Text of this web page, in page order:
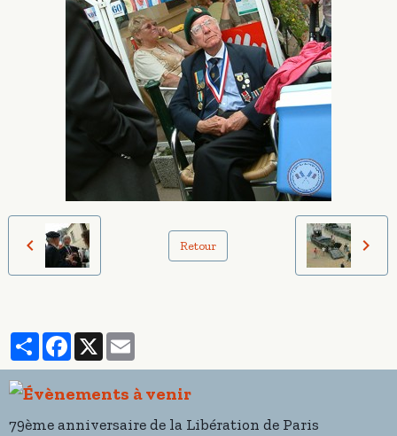
Retour
PartagerFacebook
X
79ème anniversaire de la Libération de Paris